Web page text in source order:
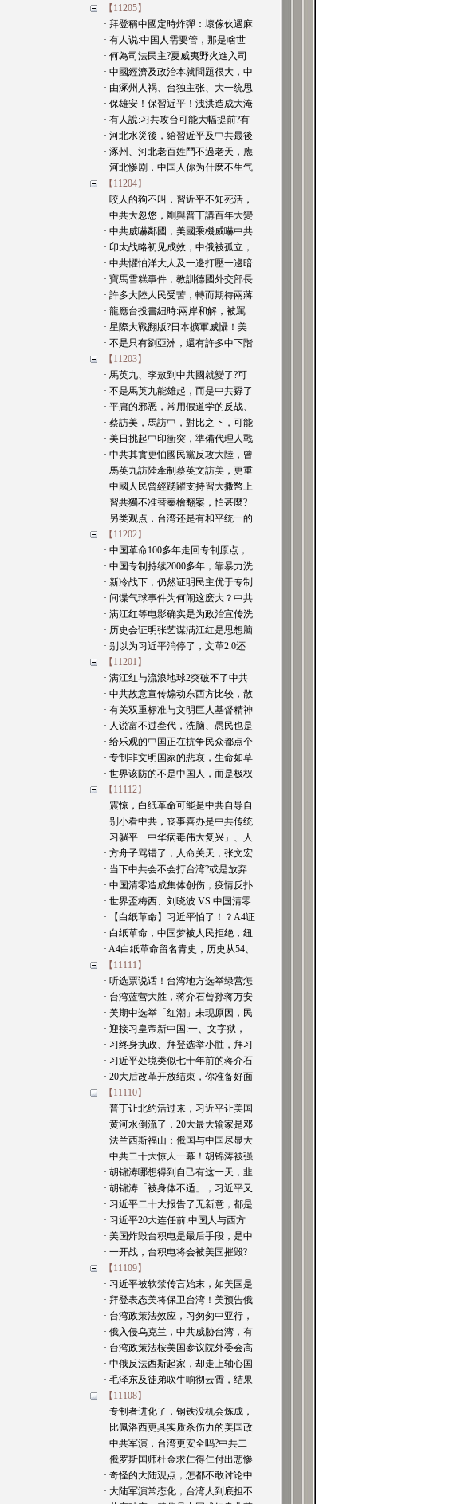
【11205】
· 拜登稱中國定時炸彈：壞傢伙遇麻
· 有人说:中国人需要管，那是啥世
· 何為司法民主?夏威夷野火進入司
· 中國經濟及政治本就問題很大，中
· 由涿州人祸、台独主张、大一统思
· 保雄安！保習近平！洩洪造成大淹
· 有人說:习共攻台可能大幅提前?有
· 河北水災後，給習近平及中共最後
· 涿州、河北老百姓鬥不過老天，應
· 河北惨剧，中国人你为什麽不生气
【11204】
· 咬人的狗不叫，習近平不知死活，
· 中共大忽悠，剛與普丁講百年大變
· 中共威嚇鄰國，美國乘機威嚇中共
· 印太战略初见成效，中俄被孤立，
· 中共懼怕洋大人及一邊打壓一邊暗
· 寶馬雪糕事件，教訓德國外交部長
· 許多大陸人民受苦，轉而期待兩蔣
· 龍應台投書紐時:兩岸和解，被罵
· 星際大戰翻版?日本擴軍威懾！美
· 不是只有劉亞洲，還有許多中下階
【11203】
· 馬英九、李敖到中共國就變了?可
· 不是馬英九能雄起，而是中共孬了
· 平庸的邪恶，常用假道学的反战、
· 蔡訪美，馬訪中，對比之下，可能
· 美日挑起中印衝突，準備代理人戰
· 中共其實更怕國民黨反攻大陸，曾
· 馬英九訪陸牽制蔡英文訪美，更重
· 中國人民曾經踴躍支持習大撒幣上
· 習共獨不准替秦檜翻案，怕甚麼?
· 另类观点，台湾还是有和平统一的
【11202】
· 中国革命100多年走回专制原点，
· 中国专制持续2000多年，靠暴力洗
· 新冷战下，仍然证明民主优于专制
· 间谍气球事件为何闹这麽大？中共
· 满江红等电影确实是为政治宣传洗
· 历史会证明张艺谋满江红是思想脑
· 别以为习近平消停了，文革2.0还
【11201】
· 满江红与流浪地球2突破不了中共
· 中共故意宣传煽动东西方比较，散
· 有关双重标准与文明巨人基督精神
· 人说富不过叁代，洗脑、愚民也是
· 给乐观的中国正在抗争民众都点个
· 专制非文明国家的悲哀，生命如草
· 世界该防的不是中国人，而是极权
【11112】
· 震惊，白纸革命可能是中共自导自
· 别小看中共，丧事喜办是中共传统
· 习躺平「中华病毒伟大复兴」、人
· 方舟子骂错了，人命关天，张文宏
· 当下中共会不会打台湾?或是放弃
· 中国清零造成集体创伤，疫情反扑
· 世界盃梅西、刘晓波 VS 中国清零
· 【白纸革命】习近平怕了！？A4证
· 白纸革命，中国梦被人民拒绝，纽
· A4白纸革命留名青史，历史从54、
【11111】
· 听选票说话！台湾地方选举绿营怎
· 台湾蓝营大胜，蒋介石曾孙蒋万安
· 美期中选举「红潮」未现原因，民
· 迎接习皇帝新中国:一、文字狱，
· 习终身执政、拜登选举小胜，拜习
· 习近平处境类似七十年前的蒋介石
· 20大后改革开放结束，你准备好面
【11110】
· 普丁让北约活过来，习近平让美国
· 黄河水倒流了，20大最大输家是邓
· 法兰西斯福山：俄国与中国尽显大
· 中共二十大惊人一幕！胡锦涛被强
· 胡锦涛哪想得到自己有这一天，韭
· 胡锦涛「被身体不适」，习近平又
· 习近平二十大报告了无新意，都是
· 习近平20大连任前:中国人与西方
· 美国炸毁台积电是最后手段，是中
· 一开战，台积电将会被美国摧毁?
【11109】
· 习近平被软禁传言始末，如美国是
· 拜登表态美将保卫台湾！美预告俄
· 台湾政策法效应，习匆匆中亚行，
· 俄入侵乌克兰，中共威胁台湾，有
· 台湾政策法桉美国参议院外委会高
· 中俄反法西斯起家，却走上轴心国
· 毛泽东及徒弟吹牛响彻云霄，结果
【11108】
· 专制者进化了，钢铁没机会炼成，
· 比佩洛西更具实质杀伤力的美国政
· 中共军演，台湾更安全吗?中共二
· 俄罗斯国师杜金求仁得仁付出悲惨
· 奇怪的大陆观点，怎都不敢讨论中
· 大陆军演常态化，台湾人到底担不